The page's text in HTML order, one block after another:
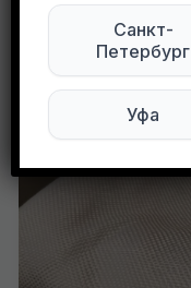
Санкт-
Петербург
Уфа